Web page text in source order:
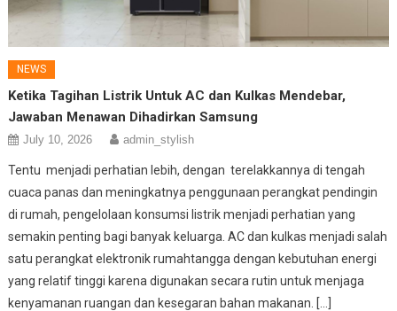
NEWS
Ketika Tagihan Listrik Untuk AC dan Kulkas Mendebar,
Jawaban Menawan Dihadirkan Samsung
July 10, 2026 admin_stylish
Tentu menjadi perhatian lebih, dengan terelakkannya di tengah
cuaca panas dan meningkatnya penggunaan perangkat pendingin
di rumah, pengelolaan konsumsi listrik menjadi perhatian yang
semakin penting bagi banyak keluarga. AC dan kulkas menjadi salah
satu perangkat elektronik rumahtangga dengan kebutuhan energi
yang relatif tinggi karena digunakan secara rutin untuk menjaga
kenyamanan ruangan dan kesegaran bahan makanan. […]